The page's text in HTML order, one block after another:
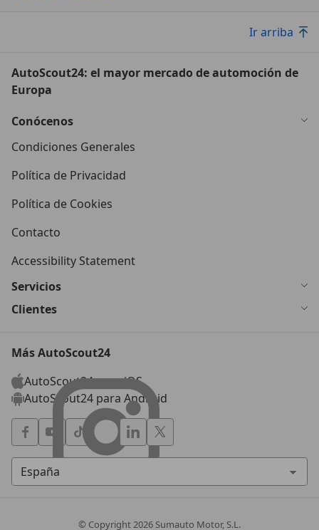
Ir arriba
AutoScout24: el mayor mercado de automoción de
Europa
Conócenos
Condiciones Generales
Política de Privacidad
Política de Cookies
Contacto
Accessibility Statement
Servicios
Clientes
Más AutoScout24
AutoScout24 para iOS
AutoScout24 para Android
© Copyright2026 Sumauto Motor, S.L.